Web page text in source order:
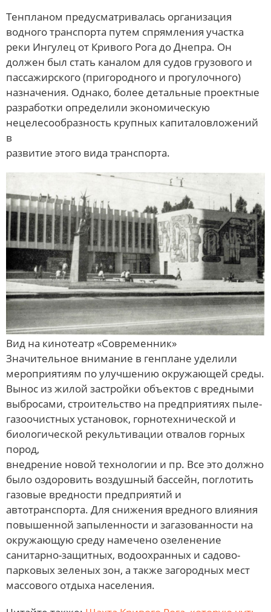
Тенпланом предусматривалась организация
водного транспорта путем спрямления участка
реки Ингулец от Кривого Рога до Днепра. Он
должен был стать каналом для судов грузового и
пассажирского (пригородного и прогулочного)
назначения. Однако, более детальные проектные
разработки определили экономическую
нецелесообразность крупных капиталовложений
в
развитие этого вида транспорта.
Вид на кинотеатр «Современник»
Значительное внимание в генплане уделили
мероприятиям по улучшению окружающей среды.
Вынос из жилой застройки объектов с вредными
выбросами, строительство на предприятиях пыле-
газоочистных установок, горнотехнической и
биологической рекультивации отвалов горных
пород,
внедрение новой технологии и пр. Все это должно
было оздоровить воздушный бассейн, поглотить
газовые вредности предприятий и
автотранспорта. Для снижения вредного влияния
повышенной запыленности и загазованности на
окружающую среду намечено озеленение
санитарно-защитных, водоохранных и садово-
парковых зеленых зон, а также загородных мест
массового отдыха населения.